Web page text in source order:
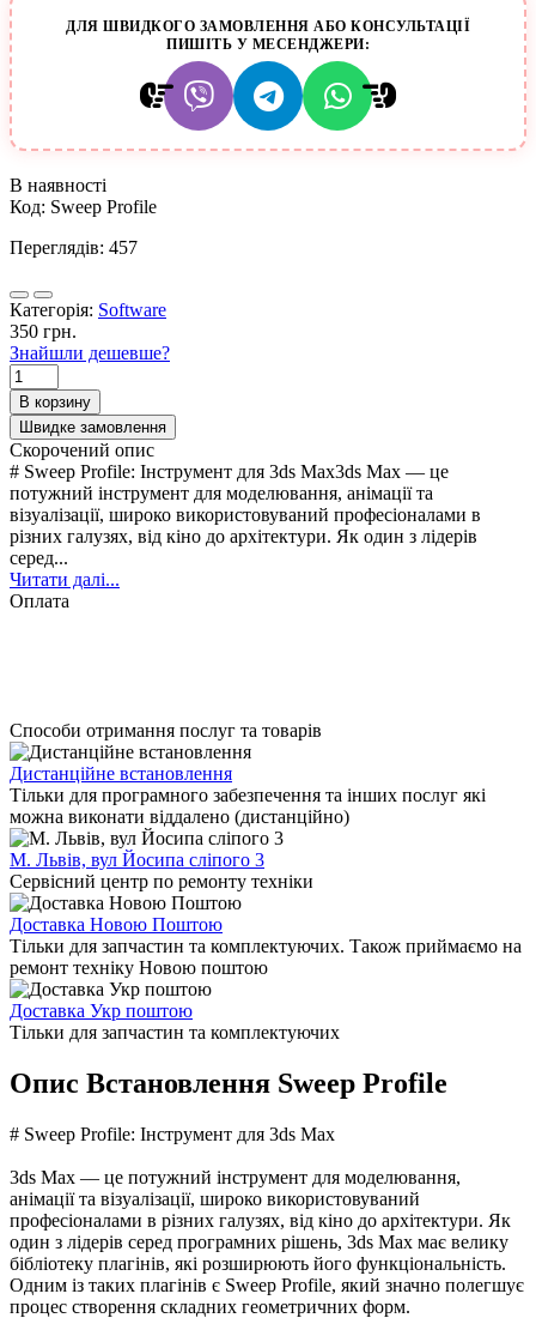
ДЛЯ ШВИДКОГО ЗАМОВЛЕННЯ АБО КОНСУЛЬТАЦІЇ
ПИШІТЬ У МЕСЕНДЖЕРИ:
В наявності
Код: Sweep Profile
Переглядів: 457
Категорія: Software
350 грн.
Знайшли дешевше?
В корзину
Швидке замовлення
Скорочений опис
# Sweep Profile: Інструмент для 3ds Max3ds Max — це
потужний інструмент для моделювання, анімації та
візуалізації, широко використовуваний професіоналами в
різних галузях, від кіно до архітектури. Як один з лідерів
серед...
Читати далі...
Оплата
Способи отримання послуг та товарів
Дистанційне встановлення
Тільки для програмного забезпечення та інших послуг які
можна виконати віддалено (дистанційно)
М. Львів, вул Йосипа сліпого 3
Сервісний центр по ремонту техніки
Доставка Новою Поштою
Тільки для запчастин та комплектуючих. Також приймаємо на
ремонт техніку Новою поштою
Доставка Укр поштою
Тільки для запчастин та комплектуючих
Опис Встановлення Sweep Profile
# Sweep Profile: Інструмент для 3ds Max
3ds Max — це потужний інструмент для моделювання,
анімації та візуалізації, широко використовуваний
професіоналами в різних галузях, від кіно до архітектури. Як
один з лідерів серед програмних рішень, 3ds Max має велику
бібліотеку плагінів, які розширюють його функціональність.
Одним із таких плагінів є Sweep Profile, який значно полегшує
процес створення складних геометричних форм.